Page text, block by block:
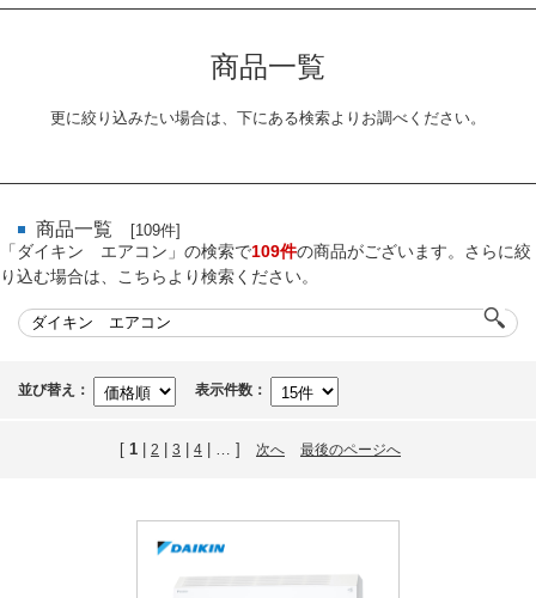
商品一覧
更に絞り込みたい場合は、下にある検索よりお調べください。
商品一覧 [109件]
「ダイキン エアコン」の検索で109件の商品がございます。さらに絞
り込む場合は、こちらより検索ください。
並び替え： 表示件数：
[ 1 2 3 4 | … ] 次へ 最後のページへ